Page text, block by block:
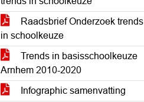
Raadsbrief Onderzoek trends
in schoolkeuze
Trends in basisschoolkeuze
Arnhem 2010-2020
Infographic samenvatting